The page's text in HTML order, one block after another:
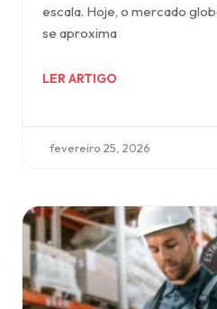
escala. Hoje, o mercado
se aproxima
LER ARTIGO
fevereiro 25, 2026